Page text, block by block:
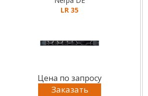
LR 35
Цена по запросу
Заказать